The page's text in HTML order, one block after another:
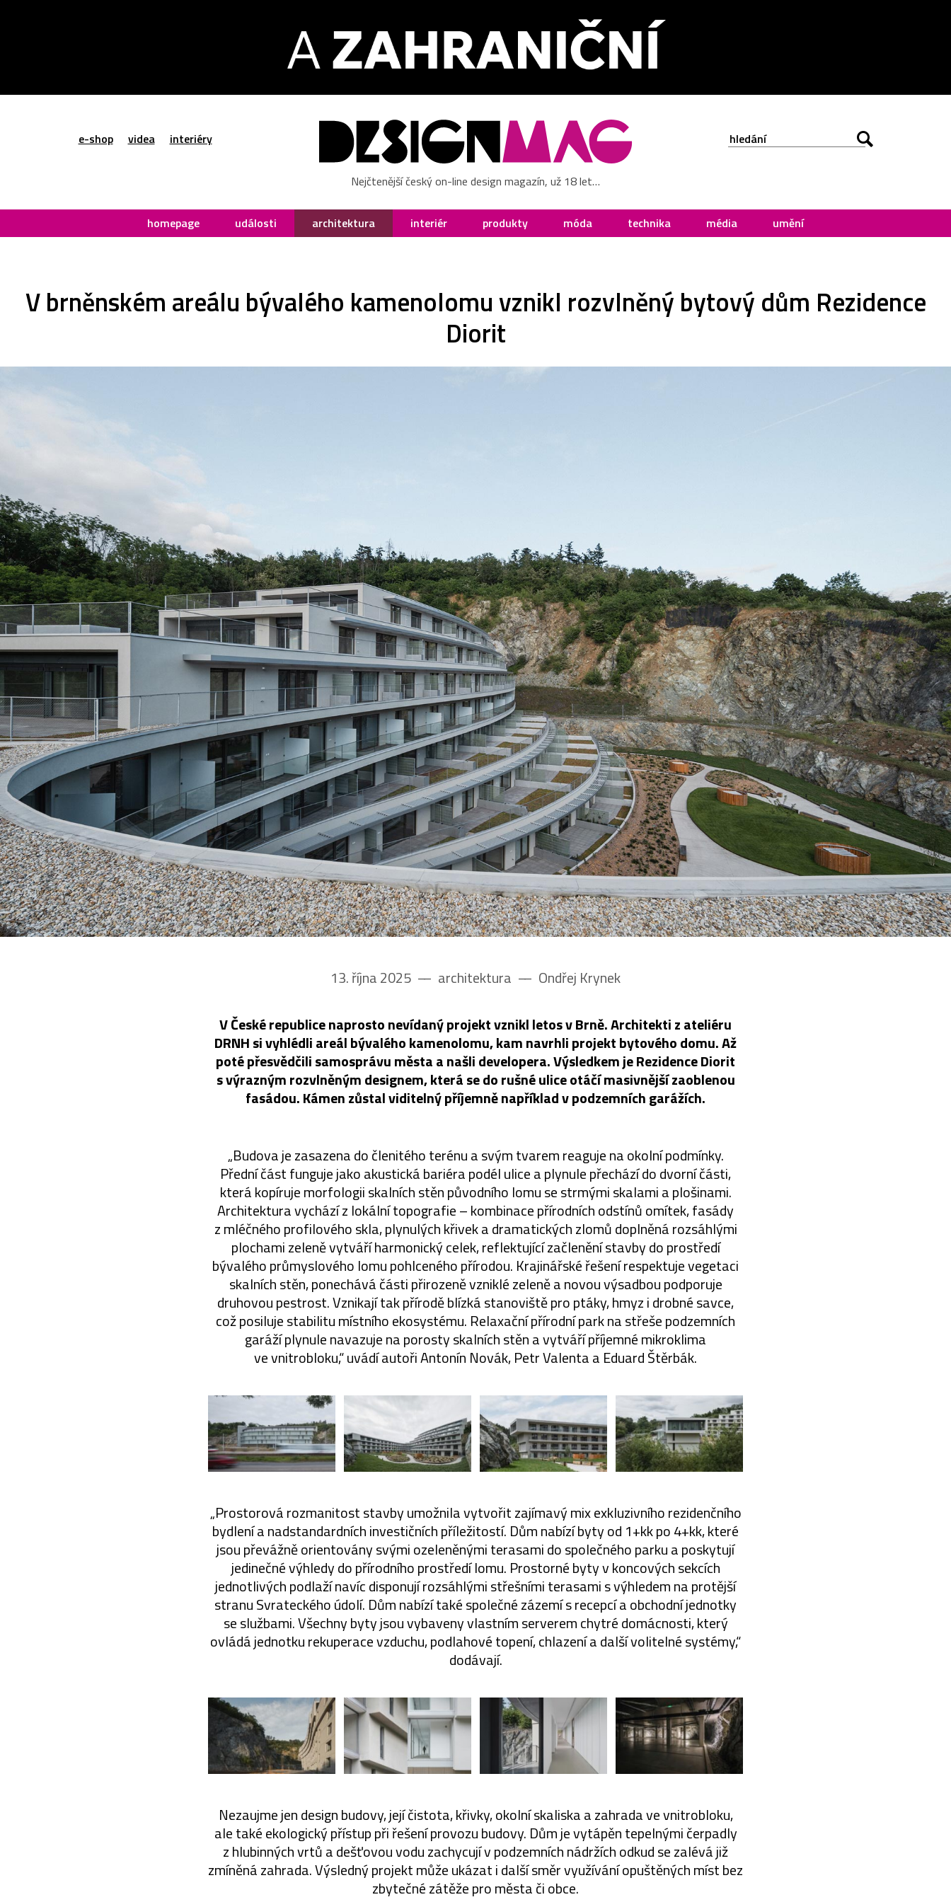
e-shop videa interiéry
Nejčtenější český on-line design magazín, už 18 let…
homepage události architektura interiér produkty móda technika média umění
V brněnském areálu bývalého kamenolomu vznikl rozvlněný bytový dům Rezidence
Diorit
13. října 2025 –– architektura –– Ondřej Krynek
V České republice naprosto nevídaný projekt vznikl letos v Brně. Architekti z ateliéru
DRNH si vyhlédli areál bývalého kamenolomu, kam navrhli projekt bytového domu. Až
poté přesvědčili samosprávu města a našli developera. Výsledkem je Rezidence Diorit
s výrazným rozvlněným designem, která se do rušné ulice otáčí masivnější zaoblenou
fasádou. Kámen zůstal viditelný příjemně například v podzemních garážích.
„Budova je zasazena do členitého terénu a svým tvarem reaguje na okolní podmínky.
Přední část funguje jako akustická bariéra podél ulice a plynule přechází do dvorní části,
která kopíruje morfologii skalních stěn původního lomu se strmými skalami a plošinami.
Architektura vychází z lokální topografie – kombinace přírodních odstínů omítek, fasády
z mléčného profilového skla, plynulých křivek a dramatických zlomů doplněná rozsáhlými
plochami zeleně vytváří harmonický celek, reflektující začlenění stavby do prostředí
bývalého průmyslového lomu pohlceného přírodou. Krajinářské řešení respektuje vegetaci
skalních stěn, ponechává části přirozeně vzniklé zeleně a novou výsadbou podporuje
druhovou pestrost. Vznikají tak přírodě blízká stanoviště pro ptáky, hmyz i drobné savce,
což posiluje stabilitu místního ekosystému. Relaxační přírodní park na střeše podzemních
garáží plynule navazuje na porosty skalních stěn a vytváří příjemné mikroklima
ve vnitrobloku,“ uvádí autoři Antonín Novák, Petr Valenta a Eduard Štěrbák.
„Prostorová rozmanitost stavby umožnila vytvořit zajímavý mix exkluzivního rezidenčního
bydlení a nadstandardních investičních příležitostí. Dům nabízí byty od 1+kk po 4+kk, které
jsou převážně orientovány svými ozeleněnými terasami do společného parku a poskytují
jedinečné výhledy do přírodního prostředí lomu. Prostorné byty v koncových sekcích
jednotlivých podlaží navíc disponují rozsáhlými střešními terasami s výhledem na protější
stranu Svrateckého údolí. Dům nabízí také společné zázemí s recepcí a obchodní jednotky
se službami. Všechny byty jsou vybaveny vlastním serverem chytré domácnosti, který
ovládá jednotku rekuperace vzduchu, podlahové topení, chlazení a další volitelné systémy,“
dodávají.
Nezaujme jen design budovy, její čistota, křivky, okolní skaliska a zahrada ve vnitrobloku,
ale také ekologický přístup při řešení provozu budovy. Dům je vytápěn tepelnými čerpadly
z hlubinných vrtů a dešťovou vodu zachycují v podzemních nádržích odkud se zalévá již
zmíněná zahrada. Výsledný projekt může ukázat i další směr využívání opuštěných míst bez
zbytečné zátěže pro města či obce.